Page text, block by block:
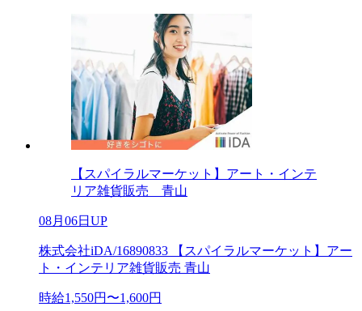
【スパイラルマーケット】アート・インテ
リア雑貨販売 青山
08月06日UP
株式会社iDA/16890833 【スパイラルマーケット】アー
ト・インテリア雑貨販売 青山
時給1,550円〜1,600円